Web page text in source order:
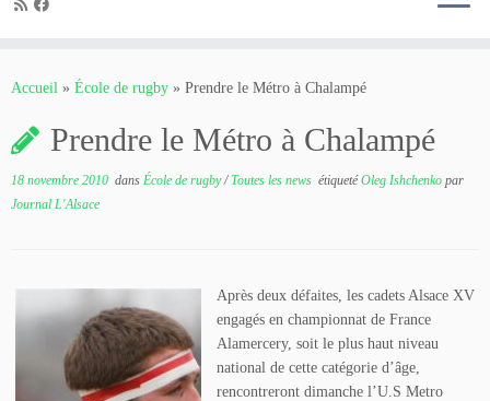
Accueil » École de rugby » Prendre le Métro à Chalampé
Prendre le Métro à Chalampé
18 novembre 2010 dans École de rugby/Toutes les news étiquetéOleg Ishchenko par
Journal L'Alsace
Après deux défaites, les cadets Alsace XV
engagés en championnat de France
Alamercery, soit le plus haut niveau
national de cette catégorie d’âge,
rencontreront dimanche l’U.S Metro